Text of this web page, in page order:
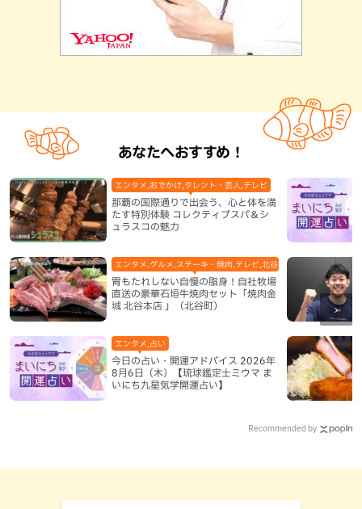
あなたへおすすめ！
那覇の国際通りで出会う、心と体を満
たす特別体験 コレクティブスパ＆シ
ュラスコの魅力
エンタメ,おでかけ,タレント・芸人,テレビ
胃もたれしない自慢の脂身！自社牧場
直送の豪華石垣牛焼肉セット「焼肉金
城 北谷本店 」（北谷町）
エンタメ,グルメ,ステーキ・焼肉,テレビ,北谷町,地域,本島中部
今日の占い・開運アドバイス 2026年
8月6日（木）【琉球鑑定士ミウマ ま
いにち九星気学開運占い】
エンタメ,占い
Recommended by